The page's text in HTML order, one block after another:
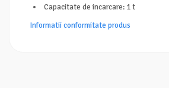
Aparate de aer conditionat
Ventilatoare
Capacitate de incarcare: 1 t
Informatii conformitate produs